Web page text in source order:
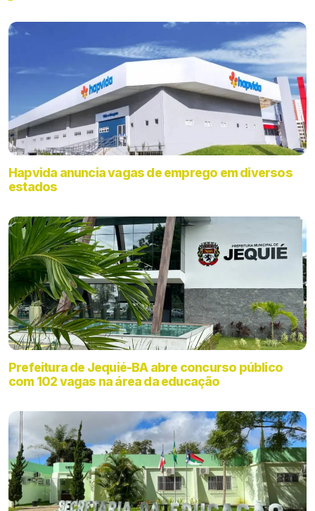
Hapvida anuncia vagas de emprego em diversos
estados
Prefeitura de Jequié-BA abre concurso público
com 102 vagas na área da educação